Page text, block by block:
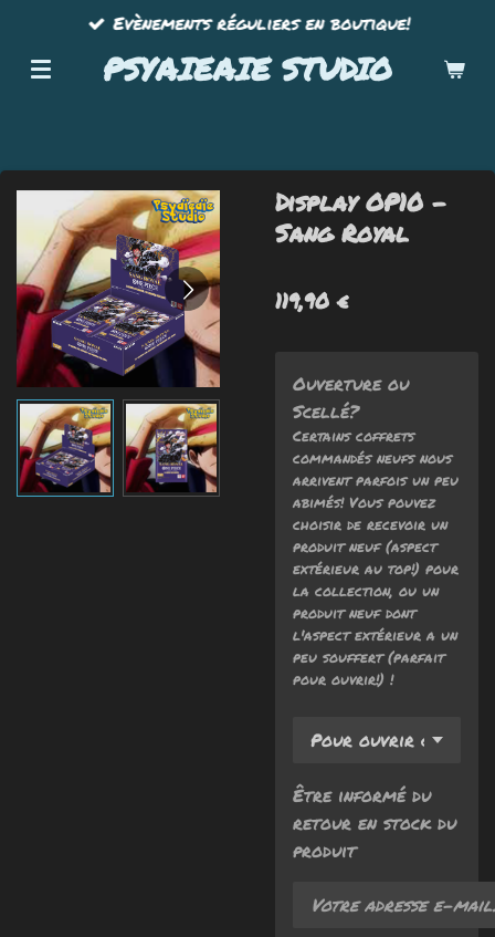
contenu
PSYAIEAIE STUDIO
Evènements réguliers en boutique!
Display OP10 -
Sang Royal
119,90 €
Ouverture ou
Scellé?
Certains coffrets
commandés neufs nous
arrivent parfois un peu
abimés! Vous pouvez
choisir de recevoir un
produit neuf (aspect
extérieur au top!) pour
la collection, ou un
produit neuf dont
l'aspect extérieur a un
peu souffert (parfait
pour ouvrir!) !
Être informé du
retour en stock du
produit